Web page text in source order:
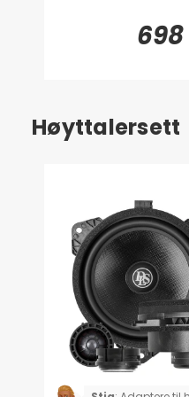
Høyttalersett